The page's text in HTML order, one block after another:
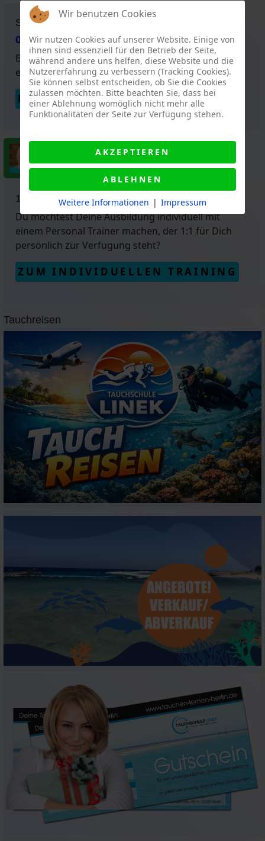
SERVICETELEFON:
030 700 777 97
Bitte fordern Sie unverbindlich
eine Rückrufbitte an.
RÜCKRUF ANFORDERN
WhatsApp
1:1 PERSONAL TRAINING
Du möchtest Deine Ausbildung individuell mit
einem Personal Trainer machen, der 1:1 für Dich
persönlich zur Verfügung steht?
ZUM INDIVIDUELLEN TRAINING
Tauchreisen
Wir benutzen Cookies
Wir nutzen Cookies auf unserer Website. Einige von
ihnen sind essenziell für den Betrieb der Seite,
während andere uns helfen, diese Website und die
Nutzererfahrung zu verbessern (Tracking Cookies).
Sie können selbst entscheiden, ob Sie die Cookies
zulassen möchten. Bitte beachten Sie, dass bei
einer Ablehnung womöglich nicht mehr alle
Funktionalitäten der Seite zur Verfügung stehen.
AKZEPTIEREN
ABLEHNEN
Weitere Informationen | Impressum